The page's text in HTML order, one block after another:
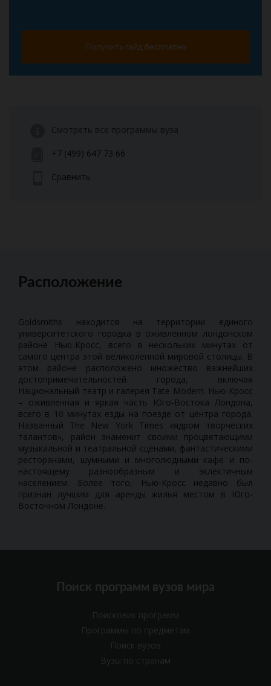
Получить гайд бесплатно
Смотреть все программы вуза
+7 (499) 647 73 66
Сравнить
Расположение
Goldsmiths находится на территории единого
университетского городка в оживленном лондонском
районе Нью-Кросс, всего в нескольких минутах от
самого центра этой великолепной мировой столицы. В
этом районе расположено множество важнейших
достопримечательностей города, включая
Национальный театр и галерея Tate Modern. Нью-Кросс
– оживленная и яркая часть Юго-Востока Лондона,
всего в 10 минутах езды на поезде от центра города.
Названный The New York Times «ядром творческих
талантов», район знаменит своими процветающими
музыкальной и театральной сценами, фантастическими
ресторанами, шумными и многолюдными кафе и по-
настоящему разнообразным и эклектичным
населением. Более того, Нью-Кросс недавно был
признан лучшим для аренды жилья местом в Юго-
Восточном Лондоне.
Поиск программ вузов мира
Поисковик программ
Программы по предметам
Поиск вузов
Вузы по странам